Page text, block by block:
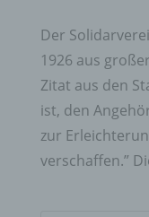
Der
1926 aus
Zitat aus den
ist, den
zur
verschaffen.”